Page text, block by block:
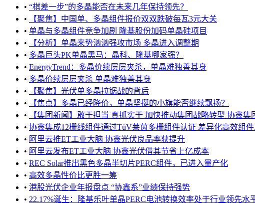
• “棋差一步”的多晶能否在未来几年保持领先？
•
【聚焦】中国单、多晶组件报价双双跌破每瓦3元大关
• 单晶与多晶组件竞争加剧 隆基股份加码单晶硅项目
•
【分析】单晶来势汹汹强攻市场 多晶进入调整期
• 多晶巨头PK单晶黑马：晶科、隆基哪家强？
• EnergyTrend：多晶价续层层夹杀，单晶难独善其身
• 多晶价续层层夹杀 单晶难独善其身
•
【聚焦】光伏单多晶拉锯战的背后
•
【焦点】多晶已经降价，单晶坚挺的小旗能否继续飘扬？
•
【集团新闻】敢于担当 真抓实干 加快推动集团战略转型 协鑫集
• 协鑫集成12栅线组件通过TüV莱茵多栅组件认证 差异化高效组
• 阿里云推ET工业大脑 协鑫光伏良品率获提升
• 阿里云发布ET工业大脑 协鑫光伏借其节省上亿成本
• REC Solar推出黑色多晶半切片PERC组件，已进入量产化
• 高效多晶性价比更胜一筹
• 港股光伏企业年报盘点 “协鑫系”业绩保持强势
• 22.17%诞生：隆基乐叶单晶PERC电池转换效率处于行业领先水